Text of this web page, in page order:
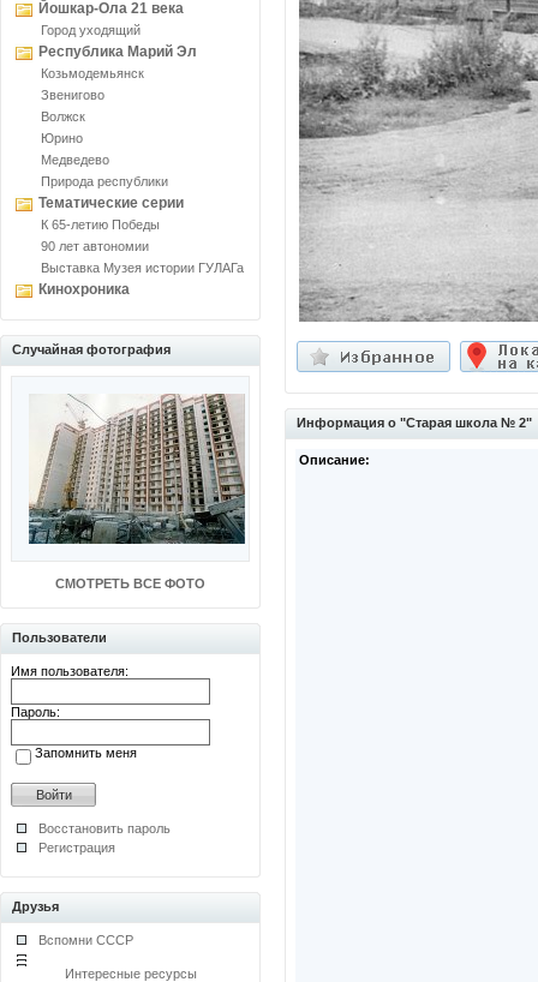
Йошкар-Ола 21 века
Город уходящий
Республика Марий Эл
Козьмодемьянск
Звенигово
Волжск
Юрино
Медведево
Природа республики
Тематические серии
К 65-летию Победы
90 лет автономии
Выставка Музея истории ГУЛАГа
Кинохроника
Случайная фотография
СМОТРЕТЬ ВСЕ ФОТО
Пользователи
Имя пользователя:
Пароль:
Запомнить меня
Восстановить пароль
Регистрация
Друзья
Вспомни СССР
Интересные ресурсы
Информация о "Старая школа № 2"
Описание: